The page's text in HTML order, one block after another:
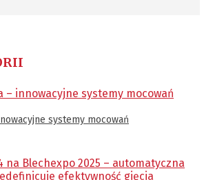
systemy mocowań